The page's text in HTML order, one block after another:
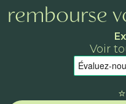
rembourse
Voir